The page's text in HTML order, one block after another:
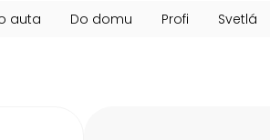
auta Do domu Profi Svetlá